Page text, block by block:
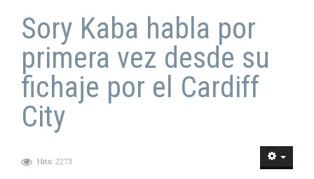
Sory Kaba habla por
primera vez desde su
fichaje por el Cardiff
City
Hits: 2273